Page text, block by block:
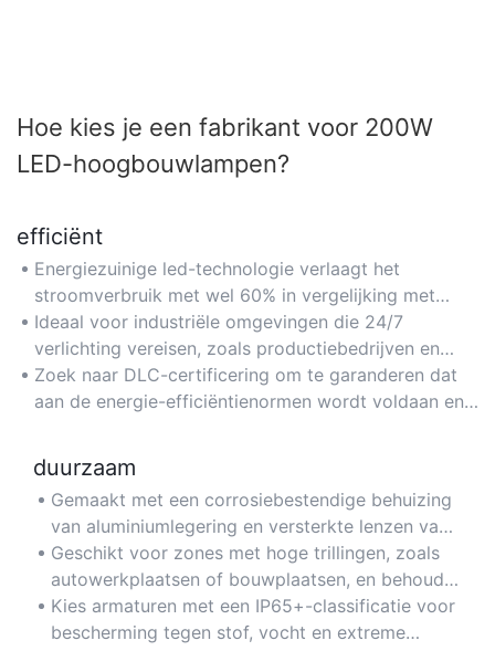
Hoe kies je een fabrikant voor 200W
LED-hoogbouwlampen?
efficiënt
Energiezuinige led-technologie verlaagt het
stroomverbruik met wel 60% in vergelijking met
traditionele 400W metaalhalogeenlampen, waardoor
de elektriciteitskosten voor grote gebouwen zoals
magazijnen dalen.
Ideaal voor industriële omgevingen die 24/7
verlichting vereisen, zoals productiebedrijven en
distributiecentra, waar de energiebesparing zich in
de loop der tijd opstapelt.
Zoek naar DLC-certificering om te garanderen dat
aan de energie-efficiëntienormen wordt voldaan en
energieleveranciers.
duurzaam
Gemaakt met een corrosiebestendige behuizing
van aluminiumlegering en versterkte lenzen van
gehard glas, wat zorgt voor duurzaamheid in
ruwe omgevingen zoals fabrieken en
opslagruimtes in de buitenlucht.
Geschikt voor zones met hoge trillingen, zoals
autowerkplaatsen of bouwplaatsen, en behoudt
de structurele integriteit onder ve veeleisende
omstandigheden.
Kies armaturen met een IP65+-classificatie voor
bescherming tegen stof, vocht en extreme